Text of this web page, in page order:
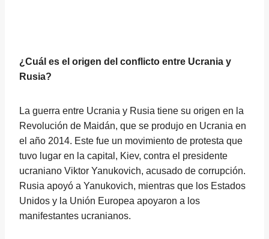
¿Cuál es el origen del conflicto entre Ucrania y
Rusia?
La guerra entre Ucrania y Rusia tiene su origen en la
Revolución de Maidán, que se produjo en Ucrania en
el año 2014. Este fue un movimiento de protesta que
tuvo lugar en la capital, Kiev, contra el presidente
ucraniano Viktor Yanukovich, acusado de corrupción.
Rusia apoyó a Yanukovich, mientras que los Estados
Unidos y la Unión Europea apoyaron a los
manifestantes ucranianos.